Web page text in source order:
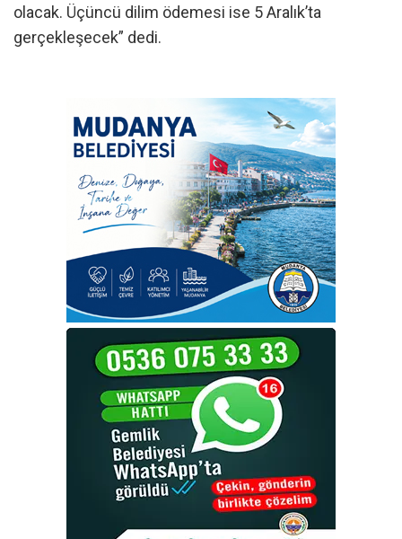
olacak. Üçüncü dilim ödemesi ise 5 Aralık’ta
gerçekleşecek” dedi.